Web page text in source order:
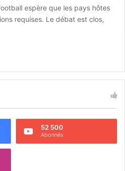
espère que les pays hôtes
requises. Le débat est clos,
52 500
Abonnés